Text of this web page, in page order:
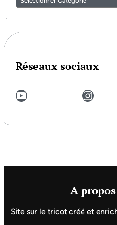
Réseaux sociaux
YouTube Instagram
A propos
Site sur le tricot créé et